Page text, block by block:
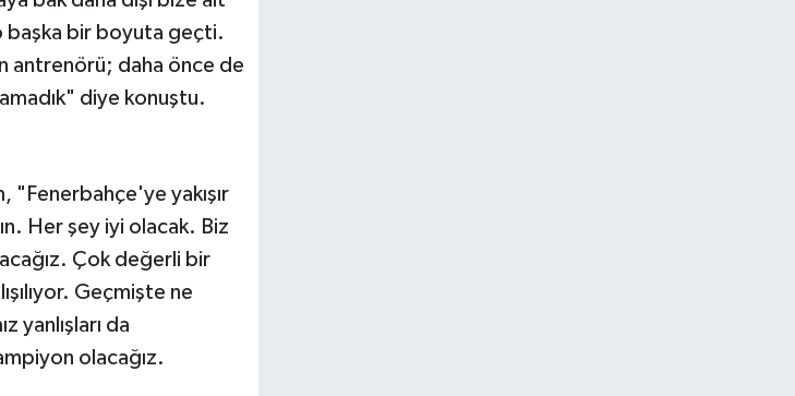
başka bir boyuta geçti.
antrenörü; daha önce de
diye konuştu.
"Fenerbahçe'ye yakışır
Her şey iyi olacak. Biz
Çok değerli bir
Geçmişte ne
yanlışları da
olacağız.